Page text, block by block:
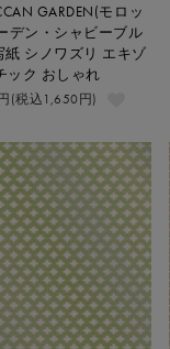
GARDEN(モロッ
デン・シャビーブル
シノワズリ エキゾ
ック おしゃれ
(税込1,650円)